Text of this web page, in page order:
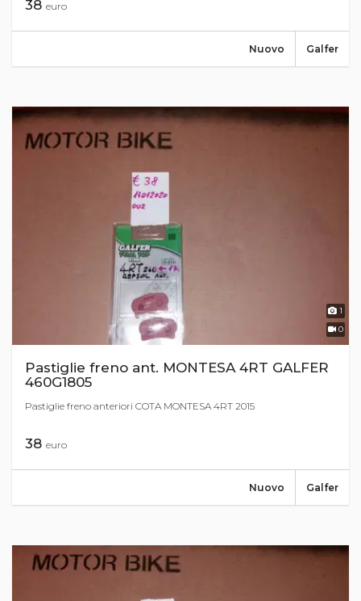
38 euro
Galfer
Nuovo
1
0
Pastiglie freno ant. MONTESA 4RT GALFER
460G1805
Pastiglie freno anteriori COTA MONTESA 4RT 2015
38 euro
Galfer
Nuovo